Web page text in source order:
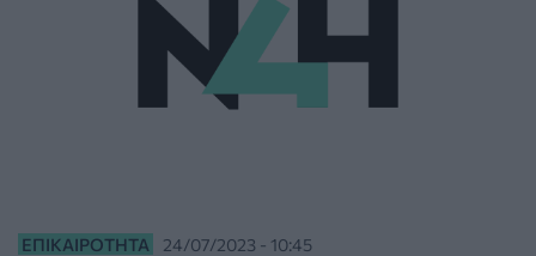
ΕΠΙΚΑΙΡΌΤΗΤΑ 24/07/2023 - 10:45